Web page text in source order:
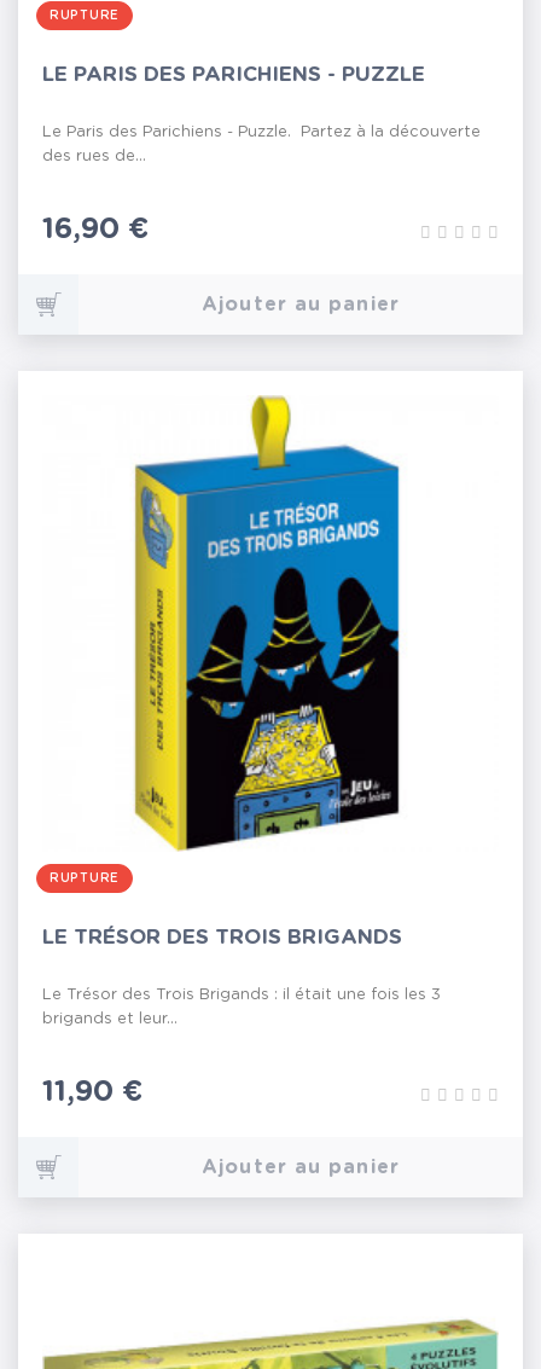
RUPTURE
LE PARIS DES PARICHIENS - PUZZLE
Le Paris des Parichiens - Puzzle. Partez à la découverte
des rues de...
Prix
16,90 €
Ajouter au panier
RUPTURE
LE TRÉSOR DES TROIS BRIGANDS
Le Trésor des Trois Brigands : il était une fois les 3
brigands et leur...
Prix
11,90 €
Ajouter au panier